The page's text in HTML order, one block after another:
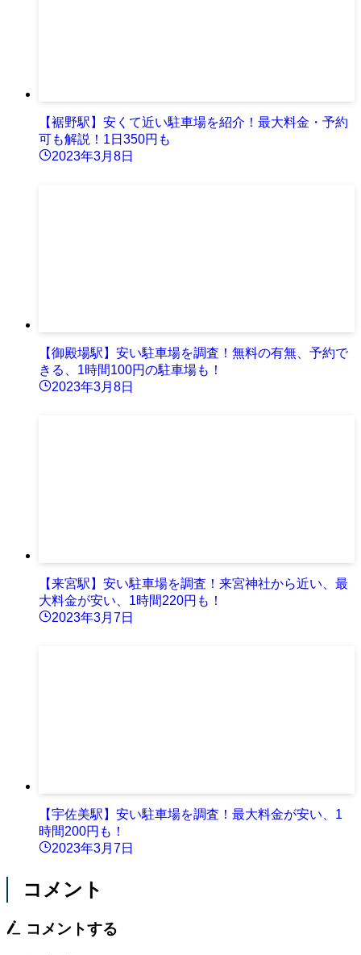
【裾野駅】安くて近い駐車場を紹介！最大料金・予約
可も解説！1日350円も
2023年3月8日
【御殿場駅】安い駐車場を調査！無料の有無、予約で
きる、1時間100円の駐車場も！
2023年3月8日
【来宮駅】安い駐車場を調査！来宮神社から近い、最
大料金が安い、1時間220円も！
2023年3月7日
【宇佐美駅】安い駐車場を調査！最大料金が安い、1
時間200円も！
2023年3月7日
コメント
コメントする